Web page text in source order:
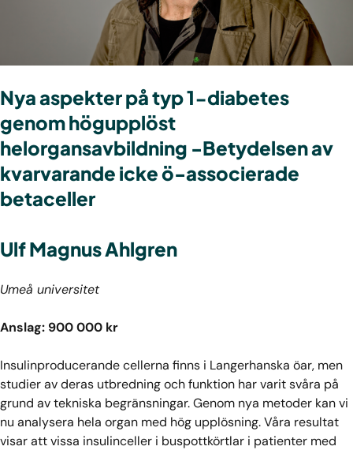
Nya aspekter på typ 1-diabetes
genom högupplöst
helorgansavbildning -Betydelsen av
kvarvarande icke ö-associerade
betaceller
Ulf Magnus Ahlgren
Umeå universitet
Anslag: 900 000 kr
Insulinproducerande cellerna finns i Langerhanska öar, men
studier av deras utbredning och funktion har varit svåra på
grund av tekniska begränsningar. Genom nya metoder kan vi
nu analysera hela organ med hög upplösning. Våra resultat
visar att vissa insulinceller i buspottkörtlar i patienter med